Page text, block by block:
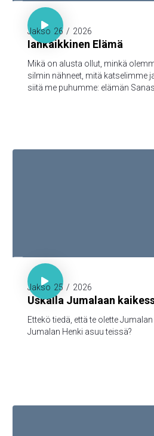
1. Joh. 1:1-3

Jakso 26 / 2026
Iankaikkinen Elämä
Mikä on alusta ollut, minkä
silmin nähneet, mitä katselimme
siitä me puhumme: elämän
yhteys meidän kanssamme; ja
1. Kor. 3:16

Jakso 25 / 2026
Uskalla Jumalaan
Ettekö tiedä, että te olette
Jumalan Henki asuu teissä?